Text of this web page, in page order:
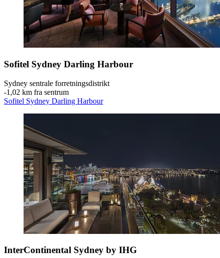
Sofitel Sydney Darling Harbour
Sydney sentrale forretningsdistrikt
‐1,02 km fra sentrum
Sofitel Sydney Darling Harbour
InterContinental Sydney by IHG